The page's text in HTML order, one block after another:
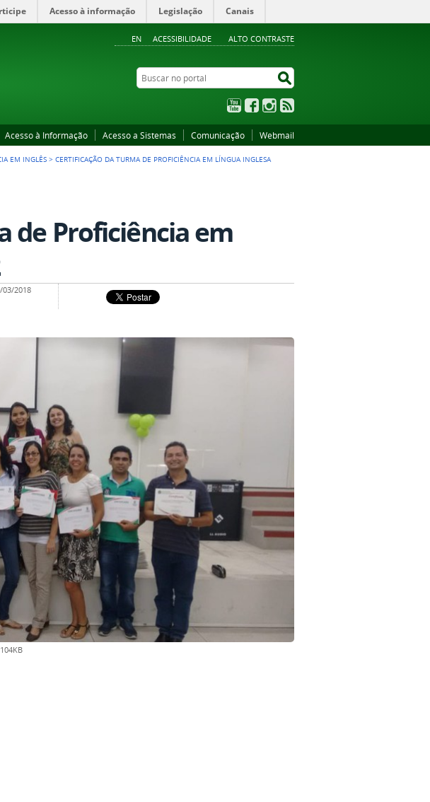
Acesso à informação Legislação Canais
EN ACESSIBILIDADE ALTO CONTRASTE
Buscar no portal
YouTubeFacebookInstagram
Acesso à Informação Acesso a Sistemas Comunicação Webmail
EM INGLÊS >CERTIFICAÇÃO DA TURMA DE PROFICIÊNCIA EM LÍNGUA INGLESA
de Proficiência em
03/2018